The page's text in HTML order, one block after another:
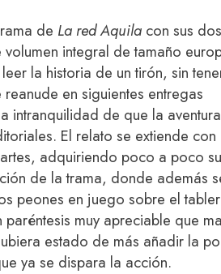
de La red Aquila con sus dos
integral de tamaño
la historia de un tirón, sin
en siguientes entregas
intranquilidad de que la aventura
El relato se extiende con
adquiriendo poco a poco su
de la trama, donde además
peones en juego sobre el
muy apreciable que
estado de más añadir la
ya se dispara la acción.